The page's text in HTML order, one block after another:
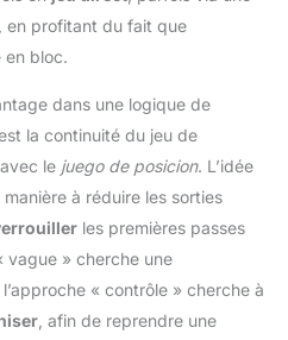
en profitant du fait que
en bloc.
dans une logique de
la continuité du jeu de
le juego de posicion. L’idée
à réduire les sorties
les premières passes
vague » cherche une
« contrôle » cherche à
, afin de reprendre une